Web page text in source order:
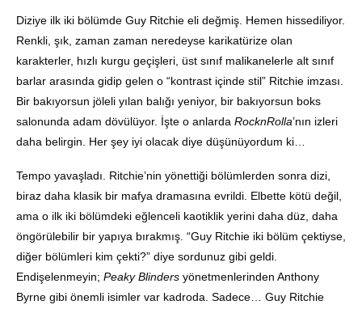
Diziye ilk iki bölümde Guy Ritchie eli değmiş. Hemen hissediliyor.
Renkli, şık, zaman zaman neredeyse karikatürize olan
karakterler, hızlı kurgu geçişleri, üst sınıf malikanelerle alt sınıf
barlar arasında gidip gelen o “kontrast içinde stil” Ritchie imzası.
Bir bakıyorsun jöleli yılan balığı yeniyor, bir bakıyorsun boks
salonunda adam dövülüyor. İşte o anlarda RocknRolla’nın izleri
daha belirgin. Her şey iyi olacak diye düşünüyordum ki…
Tempo yavaşladı. Ritchie’nin yönettiği bölümlerden sonra dizi,
biraz daha klasik bir mafya dramasına evrildi. Elbette kötü değil,
ama o ilk iki bölümdeki eğlenceli kaotiklik yerini daha düz, daha
öngörülebilir bir yapıya bırakmış. “Guy Ritchie iki bölüm çektiyse,
diğer bölümleri kim çekti?” diye sordunuz gibi geldi.
Endişelenmeyin; Peaky Blinders yönetmenlerinden Anthony
Byrne gibi önemli isimler var kadroda. Sadece… Guy Ritchie